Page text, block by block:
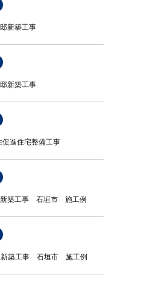
新築工事
新築工事
進住宅整備工事
築工事 石垣市 施工例
築工事 石垣市 施工例